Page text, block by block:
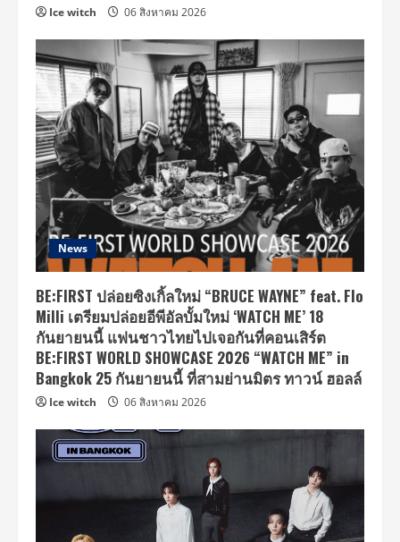
Ice witch 06 สิงหาคม 2026
News
BE:FIRST ปล่อยซิงเกิ้ลใหม่ “BRUCE WAYNE” feat. Flo
Milli เตรียมปล่อยอีพีอัลบั้มใหม่ ‘WATCH ME’ 18
กันยายนนี้ แฟนชาวไทยไปเจอกันที่คอนเสิร์ต
BE:FIRST WORLD SHOWCASE 2026 “WATCH ME” in
Bangkok 25 กันยายนนี้ ที่สามย่านมิตร ทาวน์ ฮอลล์
Ice witch 06 สิงหาคม 2026